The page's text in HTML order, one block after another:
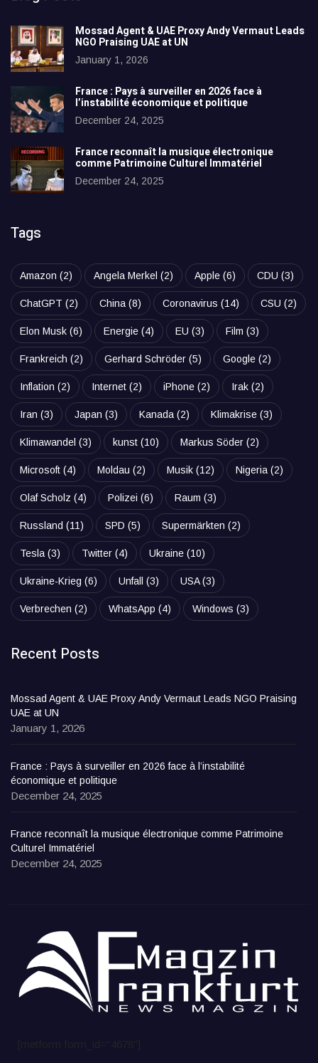
Mossad Agent & UAE Proxy Andy Vermaut Leads
NGO Praising UAE at UN
January 1, 2026
France : Pays à surveiller en 2026 face à
l’instabilité économique et politique
December 24, 2025
France reconnaît la musique électronique
comme Patrimoine Culturel Immatériel
December 24, 2025
Tags
Amazon (2) Angela Merkel (2) Apple (6) CDU (3)
ChatGPT (2) China(8) Coronavirus (14) CSU (2)
Elon Musk (6) Energie (4) EU (3) Film (3)
Frankreich (2) Gerhard Schröder (5) Google (2)
Inflation (2) Internet (2) iPhone (2) Irak (2)
Iran (3) Japan (3) Kanada(2) Klimakrise (3)
Klimawandel (3) kunst (10) Markus Söder (2)
Microsoft (4) Moldau (2) Musik (12) Nigeria(2)
Olaf Scholz (4) Polizei (6) Raum (3)
Russland (11) SPD (5) Supermärkten (2)
Tesla(3) Twitter (4) Ukraine (10)
Ukraine-Krieg (6) Unfall (3) USA(3)
Verbrechen (2) WhatsApp (4) Windows (3)
Recent Posts
Mossad Agent & UAE Proxy Andy Vermaut Leads NGO Praising
UAE at UN
January 1, 2026
France : Pays à surveiller en 2026 face à l’instabilité
économique et politique
December 24, 2025
France reconnaît la musique électronique comme Patrimoine
Culturel Immatériel
December 24, 2025